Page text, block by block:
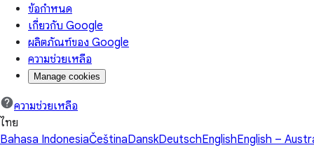
ข้อกำหนด
เกี่ยวกับ Google
ผลิตภัณฑ์ของ Google
ความช่วยเหลือ
Manage cookies
ความช่วยเหลือ
ไทย
Bahasa IndonesiaČeštinaDanskDeutschEnglishEnglish –